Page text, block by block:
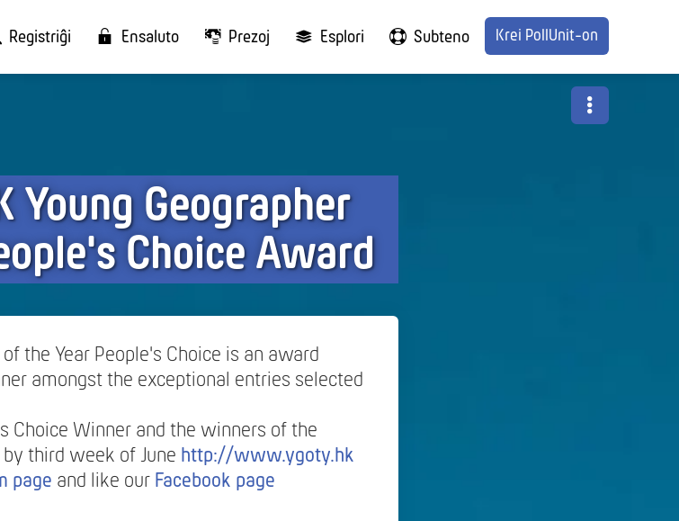
Registriĝi Ensaluto Prezoj Esplori Subteno Krei PollUnit-on
Young Geographer
Choice Award
of the Year People's Choice is an award
amongst the exceptional entries selected
Choice Winner and the winners of the
third week of June http://www.ygoty.hk
page and like our Facebook page